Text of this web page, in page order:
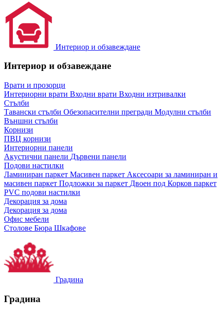
Интериор и обзавеждане
Интериор и обзавеждане
Врати и прозорци
Интериорни врати Входни врати Входни изтривалки
Стълби
Тавански стълби Обезопасителни прегради Модулни стълби
Външни стълби
Корнизи
ПВЦ корнизи
Интериорни панели
Акустични панели Дървени панели
Подови настилки
Ламиниран паркет Масивен паркет Аксесоари за ламиниран и
масивен паркет Подложки за паркет Двоен под Корков паркет
PVC подови настилки
Декорация за дома
Декорация за дома
Офис мебели
Столове Бюра Шкафове
Градина
Градина